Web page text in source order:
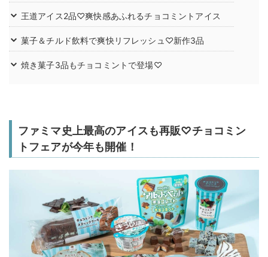
王道アイス2品♡爽快感あふれるチョコミントアイス
菓子＆チルド飲料で爽快リフレッシュ♡新作3品
焼き菓子3品もチョコミントで登場♡
ファミマ史上最高のアイスも再販♡チョコミン
トフェアが今年も開催！